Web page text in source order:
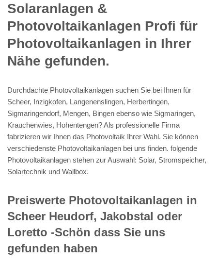
Solaranlagen &
Photovoltaikanlagen Profi für
Photovoltaikanlagen in Ihrer
Nähe gefunden.
Durchdachte Photovoltaikanlagen suchen Sie bei Ihnen für
Scheer, Inzigkofen, Langenenslingen, Herbertingen,
Sigmaringendorf, Mengen, Bingen ebenso wie Sigmaringen,
Krauchenwies, Hohentengen? Als professionelle Firma
fabrizieren wir Ihnen das Photovoltaik Ihrer Wahl. Sie können
verschiedenste Photovoltaikanlagen bei uns finden. folgende
Photovoltaikanlagen stehen zur Auswahl: Solar, Stromspeicher,
Solartechnik und Wallbox.
Preiswerte Photovoltaikanlagen in
Scheer Heudorf, Jakobstal oder
Loretto -Schön dass Sie uns
gefunden haben